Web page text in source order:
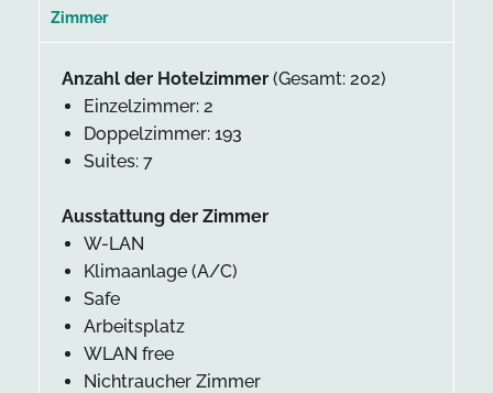
Zimmer
Anzahl der Hotelzimmer (Gesamt: 202)
Einzelzimmer: 2
Doppelzimmer: 193
Suites: 7
Ausstattung der Zimmer
W-LAN
Klimaanlage (A/C)
Safe
Arbeitsplatz
WLAN free
Nichtraucher Zimmer